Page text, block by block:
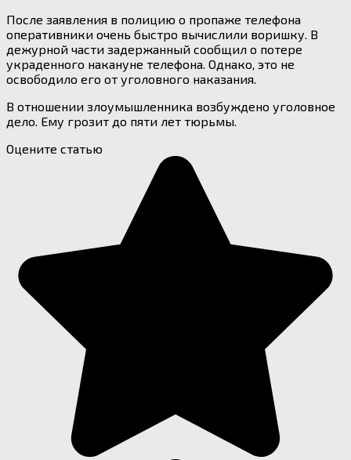
После заявления в полицию о пропаже телефона
оперативники очень быстро вычислили воришку. В
дежурной части задержанный сообщил о потере
украденного накануне телефона. Однако, это не
освободило его от уголовного наказания.
В отношении злоумышленника возбуждено уголовное
дело. Ему грозит до пяти лет тюрьмы.
Оцените статью